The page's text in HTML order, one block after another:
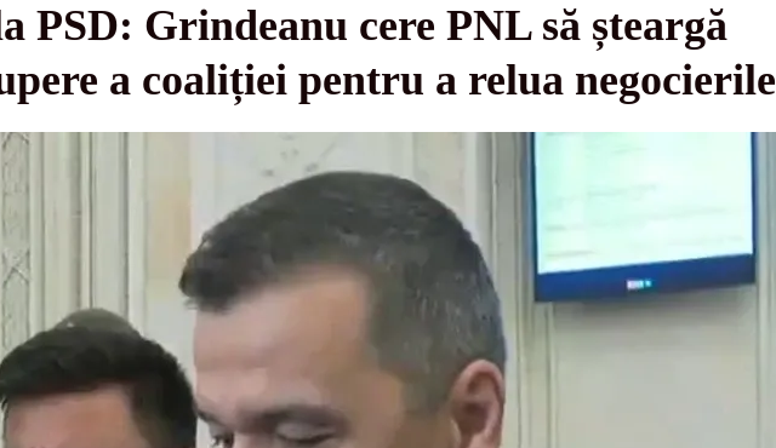
PSD: Grindeanu cere PNL să șteargă
a coaliției pentru a relua negocierile